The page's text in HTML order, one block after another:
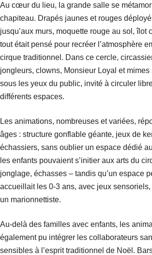
Au cœur du lieu, la grande salle se
chapiteau. Drapés jaunes et rouges
jusqu’aux murs, moquette rouge au sol, îlot
tout était pensé pour recréer l’atmosphère
cirque traditionnel. Dans ce cercle,
jongleurs, clowns, Monsieur Loyal et mimes
sous les yeux du public, invité à circuler
différents espaces.
Les animations, nombreuses et variées,
âges : structure gonflable géante, jeux de
échassiers, sans oublier un espace dédié
les enfants pouvaient s’initier aux arts du
jonglage, échasses – tandis qu’un espace
accueillait les 0-3 ans, avec jeux
un marionnettiste.
Au-delà des familles avec enfants, les
également pu intégrer les collaborateurs
sensibles à l’esprit traditionnel de Noël.